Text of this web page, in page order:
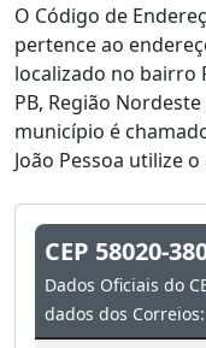
O Código de
pertence ao
localizado no bairro
PB, Região
município é
João Pessoa utilize
CEP 58020-
Dados Oficiais do
dados dos Correios: